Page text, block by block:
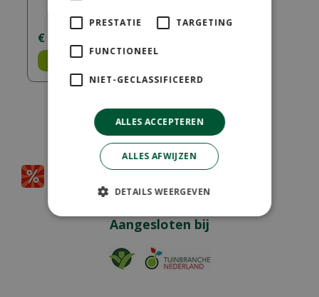
€
Bestel
Partners
Aangesloten bij
PRESTATIE TARGETING
FUNCTIONEEL
NIET-GECLASSIFICEERD
ALLES ACCEPTEREN
ALLES AFWIJZEN
DETAILS WEERGEVEN